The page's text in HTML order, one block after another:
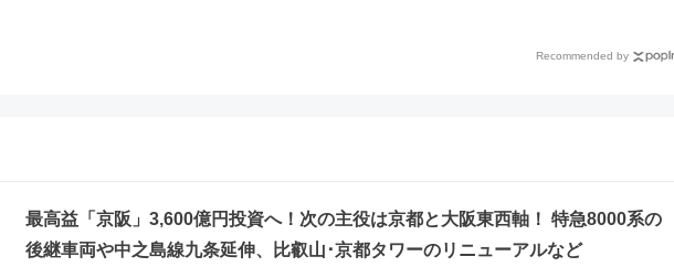
トを楽しんでRecommended by
最高益「京阪」3,600億円投資へ！次の主役は京都と大阪東西軸！ 特急8000系の
後継車両や中之島線九条延伸、比叡山･京都タワーのリニューアルなど